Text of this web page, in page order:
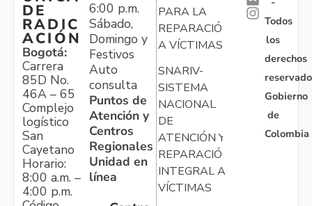
DE
RADIC
ACIÓN
Bogotá:
Carrera
85D No.
46A – 65
Complejo
logístico
San
Cayetano
Horario:
8:00 a.m. –
4:00 p.m.
6:00 p.m.
Sábado,
Domingo y
Festivos
Auto
consulta
Puntos de
Atención y
Centros
Regionales
Unidad en
línea
PARA LA
REPARACIÓN
A VÍCTIMAS
SNARIV-
SISTEMA
NACIONAL
DE
ATENCIÓN Y
REPARACIÓN
INTEGRAL A
VÍCTIMAS
Todos
los
derechos
Gobierno
de
Colombia